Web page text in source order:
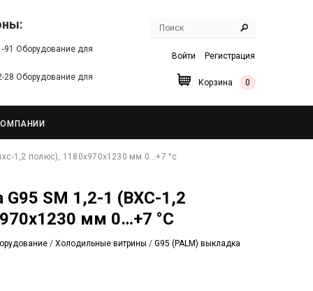
91 Оборудование для
28 Оборудование для
Войти Регистрация
Корзина 0
1,2 полюс), 1180х970х1230 мм 0…+7 °c
мм 0…+7 °C
/ Холодильные витрины / G95 (PALM) выкладка